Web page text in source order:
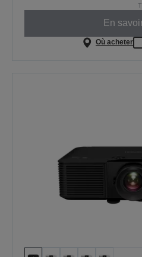
En
Où acheter